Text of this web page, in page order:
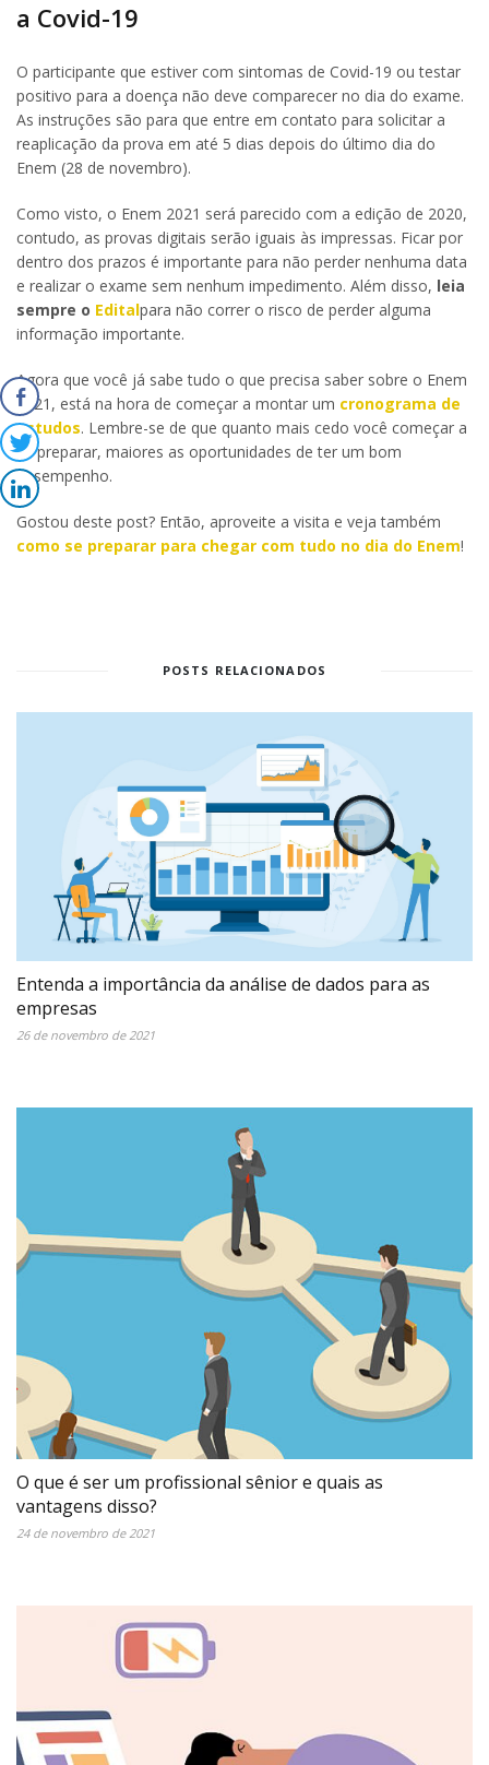
a Covid-19
O participante que estiver com sintomas de Covid-19 ou testar
positivo para a doença não deve comparecer no dia do exame.
As instruções são para que entre em contato para solicitar a
reaplicação da prova em até 5 dias depois do último dia do
Enem (28 de novembro).
Como visto, o Enem 2021 será parecido com a edição de 2020,
contudo, as provas digitais serão iguais às impressas. Ficar por
dentro dos prazos é importante para não perder nenhuma data
e realizar o exame sem nenhum impedimento. Além disso, leia
sempre o Editalpara não correr o risco de perder alguma
informação importante.
Agora que você já sabe tudo o que precisa saber sobre o Enem
2021, está na hora de começar a montar um cronograma de
estudos. Lembre-se de que quanto mais cedo você começar a
se preparar, maiores as oportunidades de ter um bom
desempenho.
Gostou deste post? Então, aproveite a visita e veja também
como se preparar para chegar com tudo no dia do Enem!
POSTS RELACIONADOS
Entenda a importância da análise de dados para as
empresas
26 de novembro de 2021
O que é ser um profissional sênior e quais as
vantagens disso?
24 de novembro de 2021